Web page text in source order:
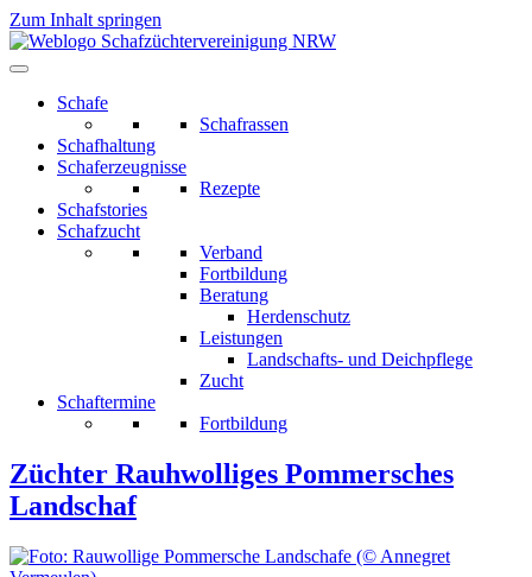
Zum Inhalt springen
Schafe
Schafrassen
Schafhaltung
Schaferzeugnisse
Rezepte
Schafstories
Schafzucht
Verband
Fortbildung
Beratung
Herdenschutz
Leistungen
Landschafts- und Deichpflege
Zucht
Schaftermine
Fortbildung
Züchter Rauhwolliges Pommersches
Landschaf